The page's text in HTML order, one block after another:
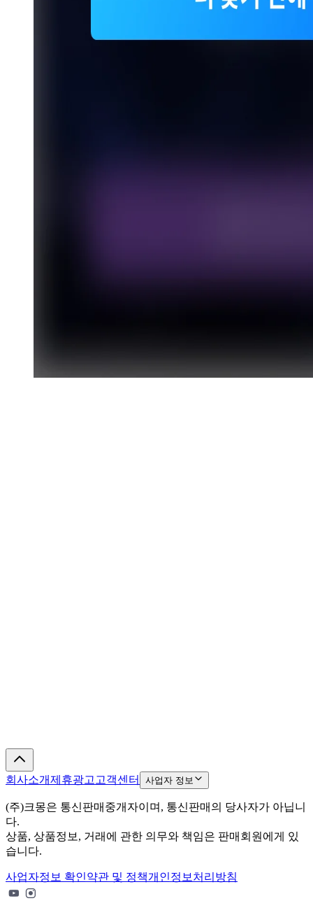
회사소개제휴광고 고객센터 사업자 정보
(주)크몽은 통신판매중개자이며, 통신판매의 당사자가 아닙니
다.
상품, 상품정보, 거래에 관한 의무와 책임은 판매회원에게 있
습니다.
사업자정보 확인약관 및 정책개인정보처리방침